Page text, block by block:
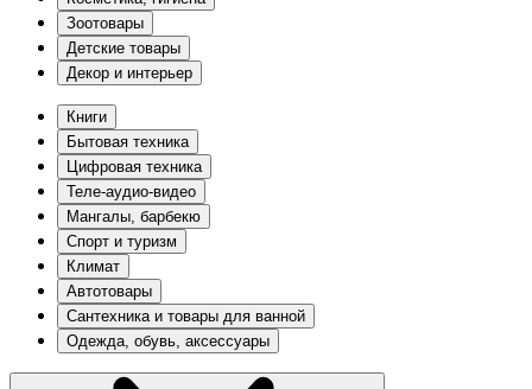
Зоотовары
Детские товары
Декор и интерьер
Книги
Бытовая техника
Цифровая техника
Теле-аудио-видео
Мангалы, барбекю
Спорт и туризм
Климат
Автотовары
Сантехника и товары для ванной
Одежда, обувь, аксессуары